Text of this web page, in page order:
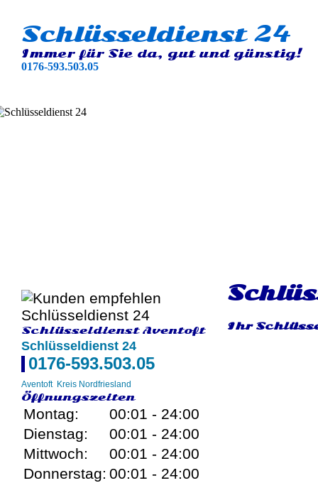
Schlüsseldienst 24
Immer für Sie da, gut und günstig!
0176-593.503.05
Schlüsseldienst Aventoft
Schlüsseldienst 24
0176-593.503.05
Aventoft Kreis Nordfriesland
Öffnungszeiten
Montag:
00:01 - 24:00
Dienstag:
00:01 - 24:00
Mittwoch:
00:01 - 24:00
Donnerstag: 00:01 - 24:00
Ihr